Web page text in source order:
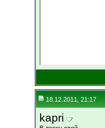
18.12.2011, 21:17
kapri